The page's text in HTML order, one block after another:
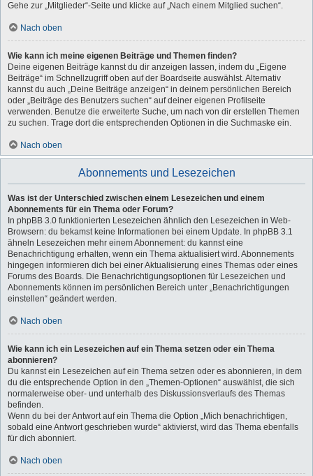
Gehe zur „Mitglieder“-Seite und klicke auf „Nach einem Mitglied suchen“.
Nach oben
Wie kann ich meine eigenen Beiträge und Themen finden?
Deine eigenen Beiträge kannst du dir anzeigen lassen, indem du „Eigene
Beiträge“ im Schnellzugriff oben auf der Boardseite auswählst. Alternativ
kannst du auch „Deine Beiträge anzeigen“ in deinem persönlichen Bereich
oder „Beiträge des Benutzers suchen“ auf deiner eigenen Profilseite
verwenden. Benutze die erweiterte Suche, um nach von dir erstellen Themen
zu suchen. Trage dort die entsprechenden Optionen in die Suchmaske ein.
Nach oben
Abonnements und Lesezeichen
Was ist der Unterschied zwischen einem Lesezeichen und einem
Abonnements für ein Thema oder Forum?
In phpBB 3.0 funktionierten Lesezeichen ähnlich den Lesezeichen in Web-
Browsern: du bekamst keine Informationen bei einem Update. In phpBB 3.1
ähneln Lesezeichen mehr einem Abonnement: du kannst eine
Benachrichtigung erhalten, wenn ein Thema aktualisiert wird. Abonnements
hingegen informieren dich bei einer Aktualisierung eines Themas oder eines
Forums des Boards. Die Benachrichtigungsoptionen für Lesezeichen und
Abonnements können im persönlichen Bereich unter „Benachrichtigungen
einstellen“ geändert werden.
Nach oben
Wie kann ich ein Lesezeichen auf ein Thema setzen oder ein Thema
abonnieren?
Du kannst ein Lesezeichen auf ein Thema setzen oder es abonnieren, in dem
du die entsprechende Option in den „Themen-Optionen“ auswählst, die sich
normalerweise ober- und unterhalb des Diskussionsverlaufs des Themas
befinden.
Wenn du bei der Antwort auf ein Thema die Option „Mich benachrichtigen,
sobald eine Antwort geschrieben wurde“ aktivierst, wird das Thema ebenfalls
für dich abonniert.
Nach oben